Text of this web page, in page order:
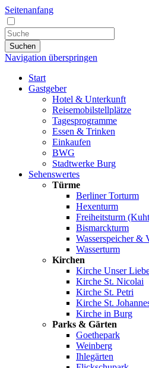
Seitenanfang
Suchen
Navigation überspringen
Start
Gastgeber
Hotel & Unterkunft
Reisemobilstellplätze
Tagesprogramme
Essen & Trinken
Einkaufen
BWG
Stadtwerke Burg
Sehenswertes
Türme
Berliner Torturm
Hexenturm
Freiheitsturm
Bismarckturm
Wasserspeicher &
Wasserturm
Kirchen
Kirche Unser
Kirche St. Nicolai
Kirche St. Petri
Kirche St.
Kirche in Burg
Parks & Gärten
Goethepark
Weinberg
Ihlegärten